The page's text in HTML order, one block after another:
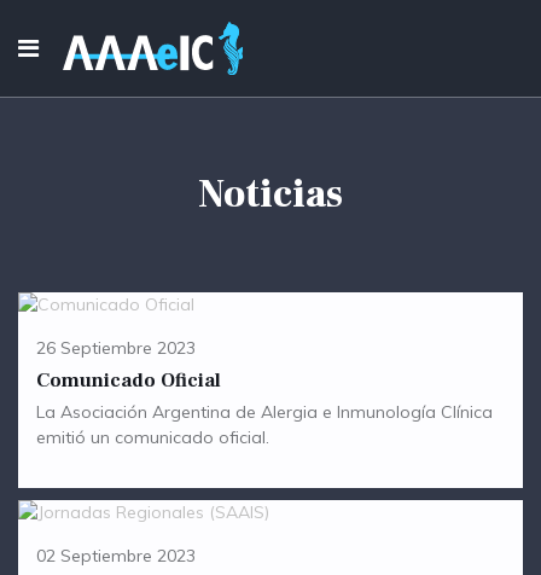
Noticias
26 Septiembre 2023
Comunicado Oficial
La Asociación Argentina de Alergia e Inmunología Clínica
emitió un comunicado oficial.
02 Septiembre 2023